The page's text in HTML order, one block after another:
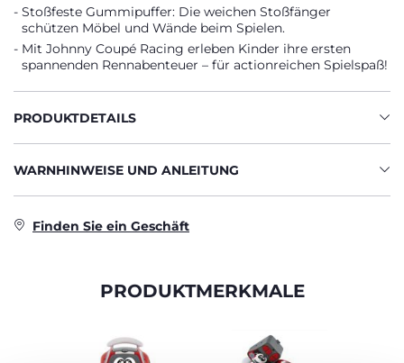
Stoßfeste Gummipuffer: Die weichen Stoßfänger
schützen Möbel und Wände beim Spielen.
Mit Johnny Coupé Racing erleben Kinder ihre ersten
spannenden Rennabenteuer – für actionreichen Spielspaß!
PRODUKTDETAILS
WARNHINWEISE UND ANLEITUNG
Finden Sie ein Geschäft
PRODUKTMERKMALE